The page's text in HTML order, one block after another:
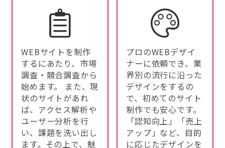
WEBサイトを制作
するにあたり、市場
調査・競合調査から
始めます。 また、現
状のサイトがあれ
ば、アクセス解析や
ユーザー分析を行
い、課題を洗い出し
ます。その上で、魅
プロのWEBデザイ
ナーに依頼でき、業
界別の流行に沿った
デザインをするの
で、初めてのサイト
制作でも安心です。
「認知向上」「売上
アップ」など、目的
に応じたデザインを